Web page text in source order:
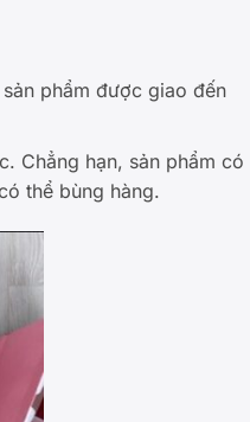
phẩm được giao đến
Chẳng hạn, sản phẩm có
thể bùng hàng.